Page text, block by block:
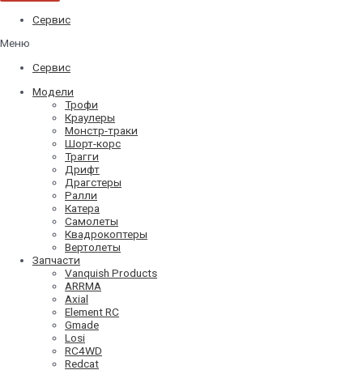
Сервис
Меню
Сервис
Модели
Трофи
Краулеры
Монстр-траки
Шорт-корс
Трагги
Дрифт
Драгстеры
Ралли
Катера
Самолеты
Квадрокоптеры
Вертолеты
Запчасти
Vanquish Products
ARRMA
Axial
Element RC
Gmade
Losi
RC4WD
Redcat